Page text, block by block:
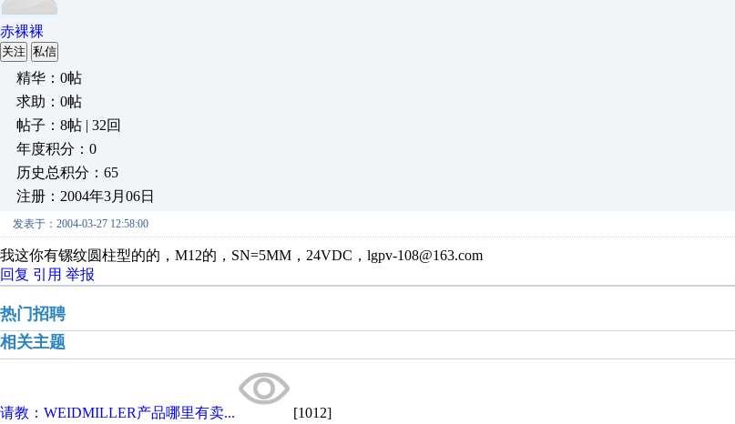
赤裸裸
关注 私信
精华：0帖
求助：0帖
帖子：8帖 | 32回
年度积分：0
历史总积分：65
注册：2004年3月06日
发表于：2004-03-27 12:58:00
我这你有镙纹圆柱型的的，M12的，SN=5MM，24VDC，lgpv-108@163.com
回复 引用 举报
热门招聘
相关主题
请教：WEIDMILLER产品哪里有卖... [1012]